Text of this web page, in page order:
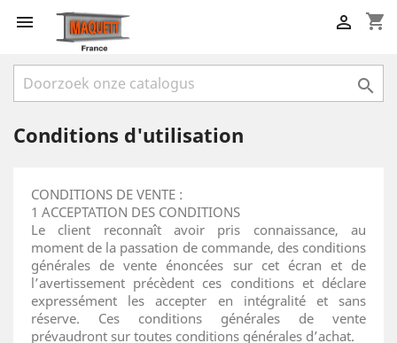
 shopping_cart


Conditions d'utilisation
CONDITIONS DE VENTE :
1 ACCEPTATION DES CONDITIONS
Le client reconnaît avoir pris connaissance, au
moment de la passation de commande, des conditions
générales de vente énoncées sur cet écran et de
l’avertissement précèdent ces conditions et déclare
expressément les accepter en intégralité et sans
réserve. Ces conditions générales de vente
prévaudront sur toutes conditions générales d’achat.